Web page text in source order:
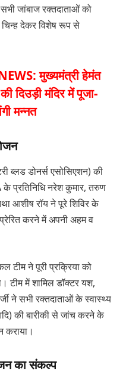
जांबाज रक्तदाताओं को
देकर विशेष रूप से
मुख्यमंत्री हेमंत
दिउड़ी मंदिर में पूजा-
मन्नत
ब्लड डोनर्स एसोसिएशन) की
के प्रतिनिधि नरेश कुमार, तरुण
आशीष रॉय ने पूरे शिविर के
करने में अपनी अहम व
टीम ने पूरी प्रक्रिया को
टीम में शामिल डॉक्टर यश,
ने सभी रक्तदाताओं के स्वास्थ्य
की बारीकी से जांच करने के
कराया।
का संकल्प